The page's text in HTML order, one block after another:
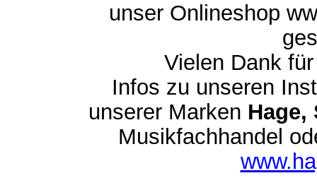
unser Onlineshop
Vielen Dank
Infos zu unseren
unserer Marken Hage,
Musikfachhandel